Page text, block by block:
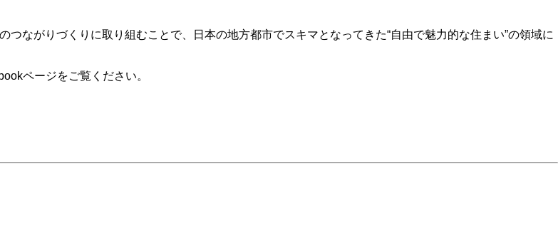
ながりづくりに取り組むことで、日本の地方都市でスキマとなってきた“自由で魅力的な住まい”の領域に
ページをご覧ください。